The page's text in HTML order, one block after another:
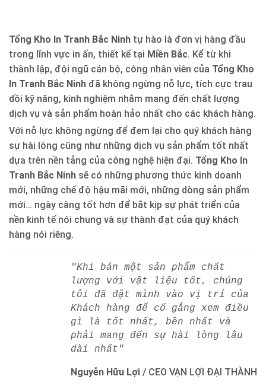
Tổng Kho In Tranh Bắc Ninh tự hào là đơn vị hàng đầu
trong lĩnh vực in ấn, thiết kế tại Miền Bắc. Kể từ khi
thành lập, đội ngũ cán bộ, công nhân viên của Tổng Kho
In Tranh Bắc Ninh đã không ngừng nỗ lực, tích cực trau
dồi kỹ năng, kinh nghiệm nhằm mang đến chất lượng
dịch vụ và sản phẩm hoàn hảo nhất cho các khách hàng.
Với nỗ lực không ngừng để đem lại cho quý khách hàng
sự hài lòng cũng như những dịch vụ sản phẩm tốt nhất
dựa trên nền tảng của công nghệ hiện đại. Tổng Kho In
Tranh Bắc Ninh sẽ có những phương thức kinh doanh
mới, những chế độ hậu mãi mới, những dòng sản phẩm
mới… ngày càng tốt hơn để bắt kịp sự phát triển của
nền kinh tế nói chung và sự thành đạt của quý khách
hàng nói riêng.
"Khi bán một sản phẩm chất
lượng với vật liệu tốt, chúng
tôi đã đặt mình vào vị trí của
Khách hàng để cố gắng xem điều
gì là tốt nhất, bền nhất và
phải mang đến sự hài lòng lâu
dài nhất"
Nguyễn Hữu Lợi / CEO VẠN LỢI ĐẠI THÀNH